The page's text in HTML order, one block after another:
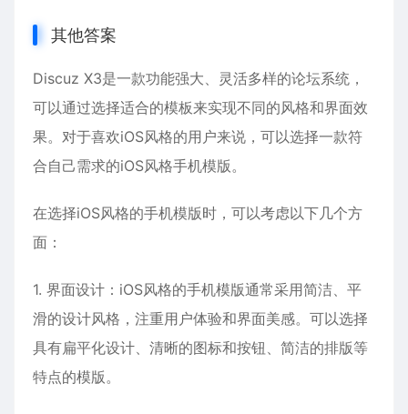
其他答案
Discuz X3是一款功能强大、灵活多样的论坛系统，
可以通过选择适合的模板来实现不同的风格和界面效
果。对于喜欢iOS风格的用户来说，可以选择一款符
合自己需求的iOS风格手机模版。
在选择iOS风格的手机模版时，可以考虑以下几个方
面：
1. 界面设计：iOS风格的手机模版通常采用简洁、平
滑的设计风格，注重用户体验和界面美感。可以选择
具有扁平化设计、清晰的图标和按钮、简洁的排版等
特点的模版。